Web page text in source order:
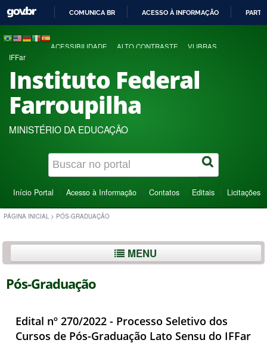
COMUNICA BR ACESSO À INFORMAÇÃO
ACESSIBILIDADE ALTO CONTRASTE VLIBRAS
IFFar
Instituto Federal
Farroupilha
MINISTÉRIO DA EDUCAÇÃO
Início Portal Acesso à Informação Contatos Editais Licitações
PÁGINA INICIAL > PÓS-GRADUAÇÃO
MENU
Pós-Graduação
Edital nº 270/2022 - Processo Seletivo dos
Cursos de Pós-Graduação Lato Sensu do IFFar